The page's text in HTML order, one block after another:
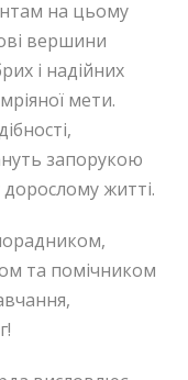
на цьому
вершини
і надійних
мети.
запорукою
дорослому житті.
та помічником